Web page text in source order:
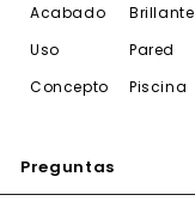
Acabado
Brillante
Uso
Pared
Concepto
Piscina
Preguntas